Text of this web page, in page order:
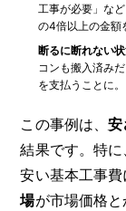
工事が必要」な
の4倍以上の金額
断るに断れない状
コンも搬入済み
を支払うことに。
この事例は、安
結果です。特
安い基本工事
場が市場価格